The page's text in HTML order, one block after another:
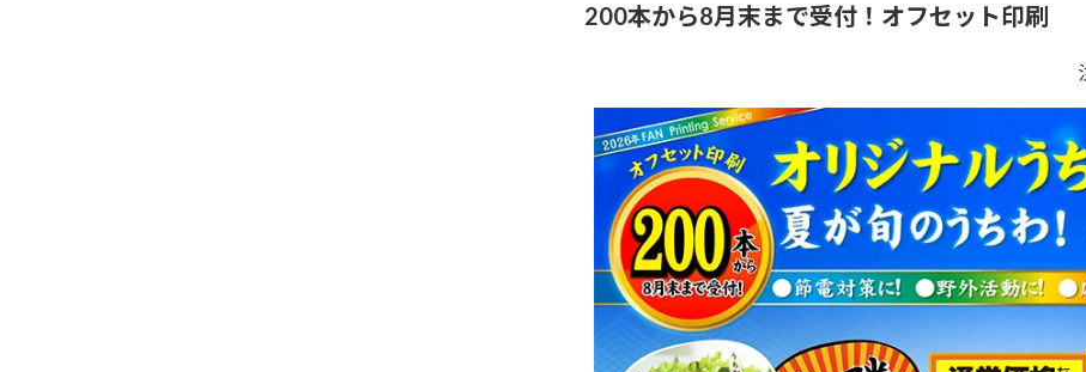
200本から8月末まで受付！オフセット印刷